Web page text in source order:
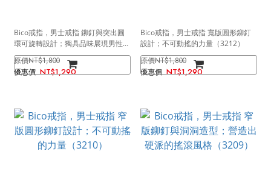
Bico戒指，男士戒指 鉚釘與突出圓
環可旋轉設計；獨具品味展現男性氣
勢（3218）
NT$1,800
NT$1,290
Bico戒指，男士戒指 寬版圓形鉚釘
設計；不可動搖的力量（3212）
NT$1,800
NT$1,290